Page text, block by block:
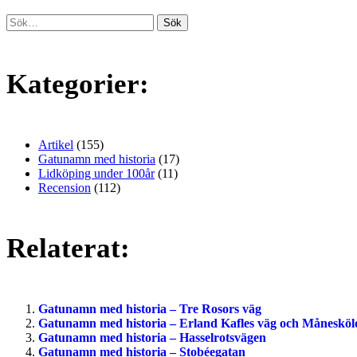
Kategorier:
Artikel (155)
Gatunamn med historia (17)
Lidköping under 100år(11)
Recension (112)
Relaterat:
Gatunamn med historia – Tre Rosors väg
Gatunamn med historia – Erland Kafles väg och
Gatunamn med historia – Hasselrotsvägen
Gatunamn med historia – Stobéegatan